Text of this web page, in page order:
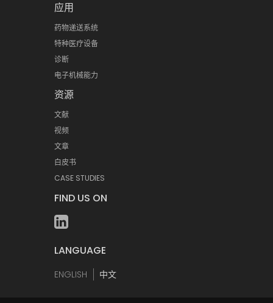
应用
药物递送系统
特种医疗设备
诊断
电子机械能力
资源
文献
视频
文章
白皮书
CASE STUDIES
FIND US ON
LANGUAGE
ENGLISH 中文